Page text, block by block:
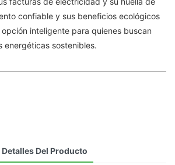
confiable y sus beneficios ecológicos
inteligente para quienes buscan
energéticas sostenibles.
Detalles Del Producto